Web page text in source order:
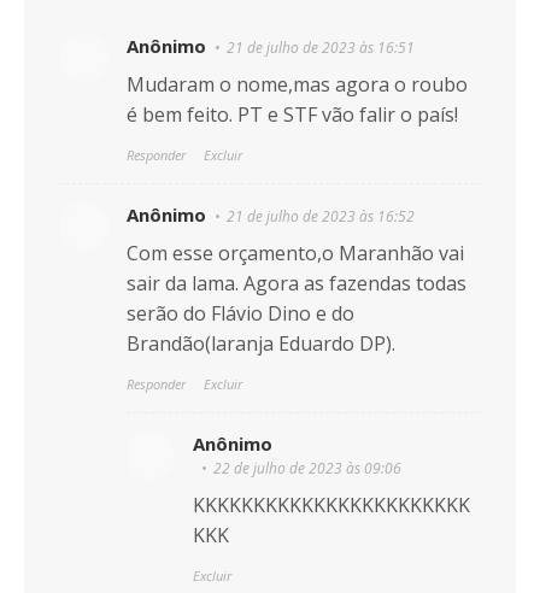
Anônimo 21 de julho de 2023 às 16:51
Mudaram o nome,mas agora o roubo
é bem feito. PT e STF vão falir o país!
Responder Excluir
Anônimo 21 de julho de 2023 às 16:52
Com esse orçamento,o Maranhão vai
sair da lama. Agora as fazendas todas
serão do Flávio Dino e do
Brandão(laranja Eduardo DP).
Responder Excluir
Anônimo
22 de julho de 2023 às 09:06
KKKKKKKKKKKKKKKKKKKKKKK
KKK
Excluir